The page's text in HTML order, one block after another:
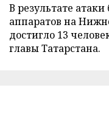
В результате
аппаратов на
достигло 13
главы Татарстана.